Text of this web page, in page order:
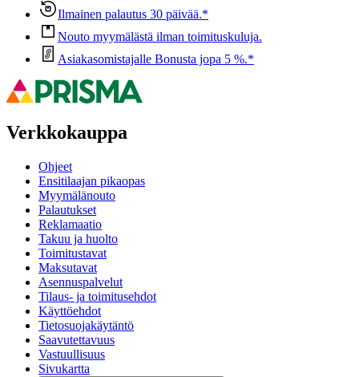
Ilmainen palautus 30 päivää.*
Nouto myymälästä ilman toimituskuluja.
Asiakasomistajalle Bonusta jopa 5 %.*
Verkkokauppa
Ohjeet
Ensitilaajan pikaopas
Myymälänouto
Palautukset
Reklamaatio
Takuu ja huolto
Toimitustavat
Maksutavat
Asennuspalvelut
Tilaus- ja toimitusehdot
Käyttöehdot
Tietosuojakäytäntö
Saavutettavuus
Vastuullisuus
Sivukartta